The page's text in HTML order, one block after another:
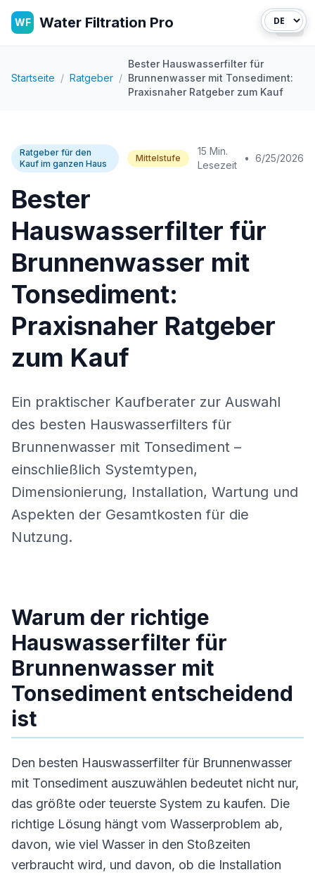
WF Water Filtration Pro
Startseite / Ratgeber /
Bester Hauswasserfilter für
Brunnenwasser mit Tonsediment:
Praxisnaher Ratgeber zum Kauf
Ratgeber für den
Kauf im ganzen Haus
Mittelstufe
15 Min.
Lesezeit
• 6/25/2026
Bester
Hauswasserfilter für
Brunnenwasser mit
Tonsediment:
Praxisnaher Ratgeber
zum Kauf
Ein praktischer Kaufberater zur Auswahl
des besten Hauswasserfilters für
Brunnenwasser mit Tonsediment –
einschließlich Systemtypen,
Dimensionierung, Installation, Wartung und
Aspekten der Gesamtkosten für die
Nutzung.
Warum der richtige
Hauswasserfilter für
Brunnenwasser mit
Tonsediment entscheidend
ist
Den besten Hauswasserfilter für Brunnenwasser
mit Tonsediment auszuwählen bedeutet nicht nur,
das größte oder teuerste System zu kaufen. Die
richtige Lösung hängt vom Wasserproblem ab,
davon, wie viel Wasser in den Stoßzeiten
verbraucht wird, und davon, ob die Installation